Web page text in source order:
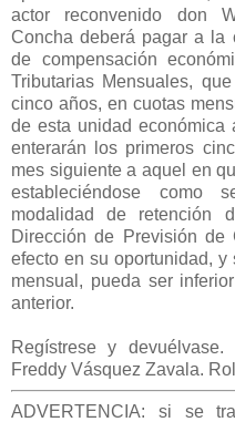
actor reconvenido don
Concha deberá pagar a la
de compensación
Tributarias Mensuales,
cinco años, en cuotas
de esta unidad
enterarán los primeros
mes siguiente a aquel en
estableciéndose como
modalidad de
Dirección de Previsión de
efecto en su oportunidad,
mensual, pueda ser
anterior.
Regístrese y
Freddy Vásquez Zavala.
ADVERTENCIA: si se